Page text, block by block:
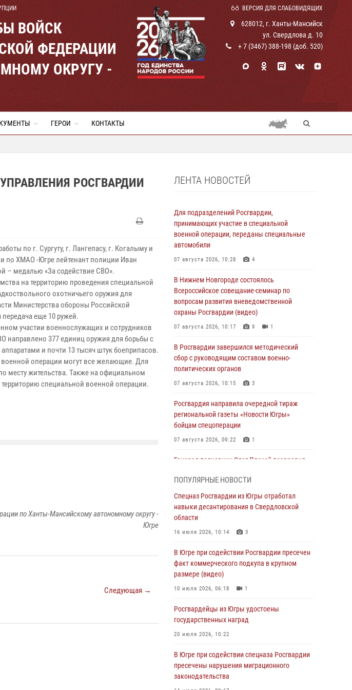
ВЕРСИЯ ДЛЯ СЛАБОВИДЯЩИХ
ВОЙСК
ФЕДЕРАЦИИ
ОКРУГУ -
628012, г. Ханты-Мансийск
ул. Свердлова д. 10
+ 7 (3467) 388-198 (доб. 520)
ГЕРОИ КОНТАКТЫ
РОСГВАРДИИ
по г. Сургуту, г. Лангепасу, г. Когалыму и
по ХМАО -Югре лейтенант полиции Иван
– медалью «За содействие СВО».
на территорию проведения специальной
охотничьего оружия для
Министерства обороны Российской
еще 10 ружей.
участии военнослужащих и сотрудников
направлено 377 единиц оружия для борьбы с
и почти 13 тысяч штук боеприпасов.
операции могут все желающие. Для
месту жительства. Также на официальном
специальной военной операции.
по Ханты-Мансийскому автономному округу -
Югре
Следующая →
ЛЕНТА НОВОСТЕЙ
Для подразделений Росгвардии,
принимающих участие в специальной
военной операции, переданы специальные
автомобили
07 августа 2026, 10:28 4
В Нижнем Новгороде состоялось
Всероссийское совещание-семинар по
вопросам развития вневедомственной
охраны Росгвардии (видео)
07 августа 2026, 10:17 9 1
В Росгвардии завершился методический
сбор с руководящим составом военно-
политических органов
07 августа 2026, 10:15 3
Росгвардия направила очередной тираж
региональной газеты «Новости Югры»
бойцам спецоперации
07 августа 2026, 09:22 1
Генерал-полковник Олег Плохой поздравил
подразделений Росгвардии с
профессиональным праздником
07 августа 2026, 06:02
Делегация МВД Республики Беларусь
работы Росгвардии в Москве (видео)
06 августа 2026, 11:29 5 1
06 августа 2026, 11:28
армии Ивана Кирилловича Яковлева
06 августа 2026, 11:26 6
ПОПУЛЯРНЫЕ НОВОСТИ
Спецназ Росгвардии из Югры отработал
навыки десантирования в Свердловской
области
16 июля 2026, 10:14 3
В Югре при содействии Росгвардии пресечен
факт коммерческого подкупа в крупном
размере (видео)
10 июля 2026, 06:18 1
Росгвардейцы из Югры удостоены
государственных наград
20 июля 2026, 10:22
В Югре при содействии спецназа Росгвардии
пресечены нарушения миграционного
законодательства